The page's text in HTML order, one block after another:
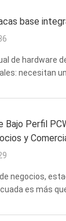
base
de hardware
necesitan
Bajo Perfil
y
negocios,
es más